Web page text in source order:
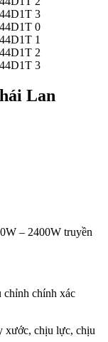
Lan
– 2400W truyền
chính xác
xước, chịu lực, chịu